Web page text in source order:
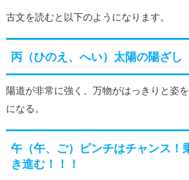
古文を読むと以下のようになります。
丙（ひのえ、へい）太陽の陽ざし
陽道が非常に強く、万物がはっきりと姿
になる。
午（午、ご）ピンチはチャンス！
き進む！！！